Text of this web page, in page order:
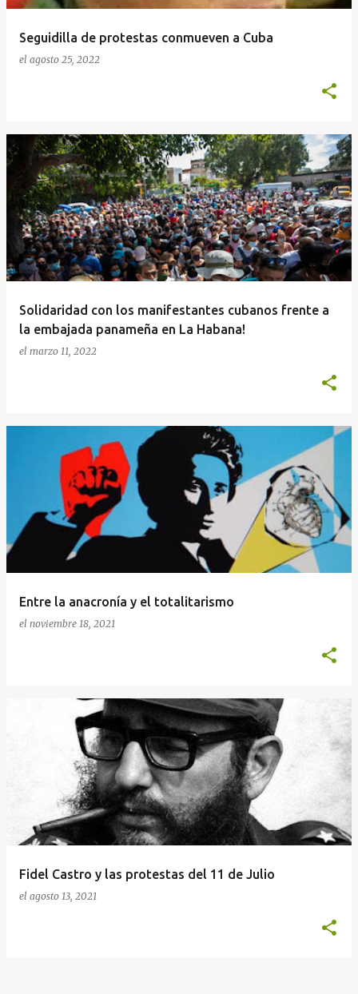
Seguidilla de protestas conmueven a Cuba
el agosto 25, 2022
Solidaridad con los manifestantes cubanos frente a
la embajada panameña en La Habana!
el marzo 11, 2022
Entre la anacronía y el totalitarismo
el noviembre 18, 2021
Fidel Castro y las protestas del 11 de Julio
el agosto 13, 2021